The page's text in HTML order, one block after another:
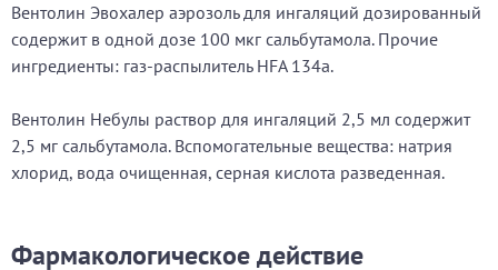
Вентолин Эвохалер аэрозоль для ингаляций дозированный
содержит в одной дозе 100 мкг сальбутамола. Прочие
ингредиенты: газ-распылитель HFA 134a.
Вентолин Небулы раствор для ингаляций 2,5 мл содержит
2,5 мг сальбутамола. Вспомогательные вещества: натрия
хлорид, вода очищенная, серная кислота разведенная.
Фармакологическое действие